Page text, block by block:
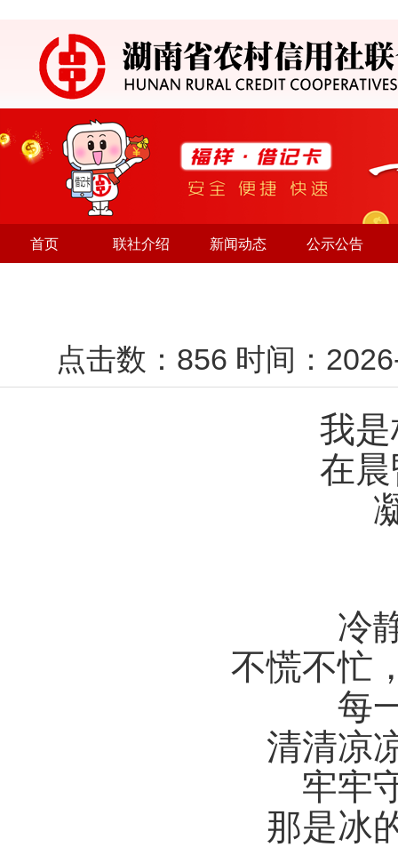
首页 联社介绍 新闻动态 公示公告
点击数： 856 时间：
我
在
冷
不慌不忙
每
清清凉
牢牢
那是冰